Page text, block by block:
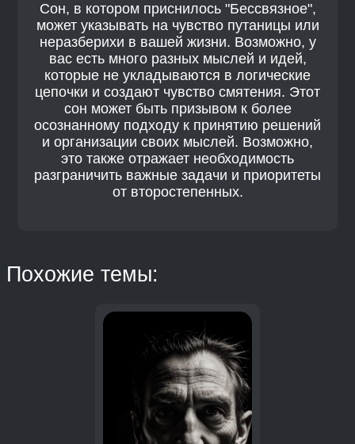
Сон, в котором приснилось "Бессвязное",
может указывать на чувство путаницы или
неразберихи в вашей жизни. Возможно, у
вас есть много разных мыслей и идей,
которые не укладываются в логические
цепочки и создают чувство смятения. Этот
сон может быть призывом к более
осознанному подходу к принятию решений
и организации своих мыслей. Возможно,
это также отражает необходимость
разграничить важные задачи и приоритеты
от второстепенных.
Похожие темы: